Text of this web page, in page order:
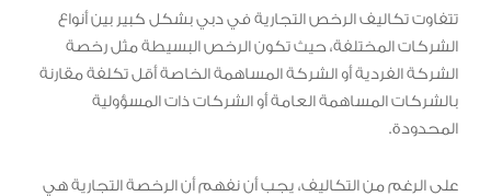
تتفاوت تكاليف الرخص التجارية في دبي بشكل كبير بين أنواع
الشركات المختلفة، حيث تكون الرخص البسيطة مثل رخصة
الشركة الفردية أو الشركة المساهمة الخاصة أقل تكلفة مقارنة
بالشركات المساهمة العامة أو الشركات ذات المسؤولية
المحدودة.
على الرغم من التكاليف، يجب أن نفهم أن الرخصة التجارية هي